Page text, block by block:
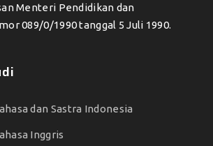
Menteri Pendidikan dan
089/0/1990 tanggal 5 Juli 1990.
dan Sastra Indonesia
Inggris